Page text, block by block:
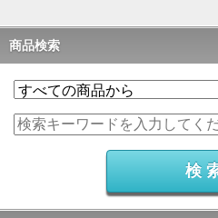
商品検索